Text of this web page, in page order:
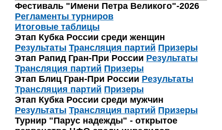
Фестиваль "Имени Петра Великого"-2026
Регламенты турниров
Итоговые таблицы
Этап Кубка России среди женщин
Результаты Трансляция партий Призеры
Этап Рапид Гран-При России Результаты
Трансляция партий Призеры
Этап Блиц Гран-При России Результаты
Трансляция партий Призеры
Этап Кубка России среди мужчин
Результаты Трансляция партий Призеры
Турнир "Парус надежды" - открытое